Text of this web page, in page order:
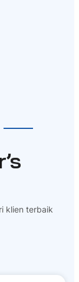
klien terbaik